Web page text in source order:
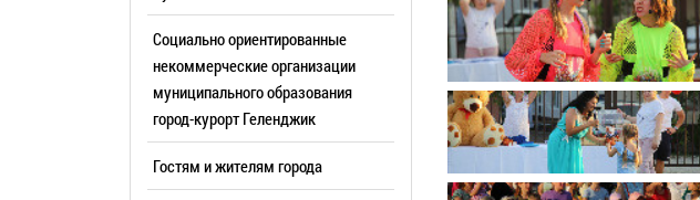
Стандарт развития конкуренции
Антимонопольный комплаенс
Общественная безопасность
Инициативное бюджетирование
Инвестиционная
Резерв управленческих кадров
Торги
Сведения о нестационарных
объектах (НТО), QR-коды
Имущественная поддержка
субъектов МСП
Социально ориентированные
некоммерческие организации
муниципального образования
город-курорт Геленджик
Гостям и жителям города